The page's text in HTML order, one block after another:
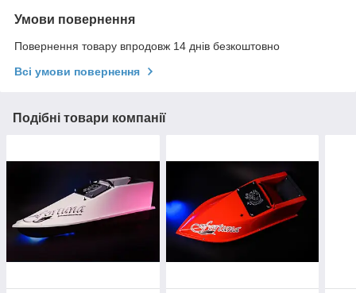
Умови повернення
Повернення товару впродовж 14 днів безкоштовно
Всі умови повернення
Подібні товари компанії